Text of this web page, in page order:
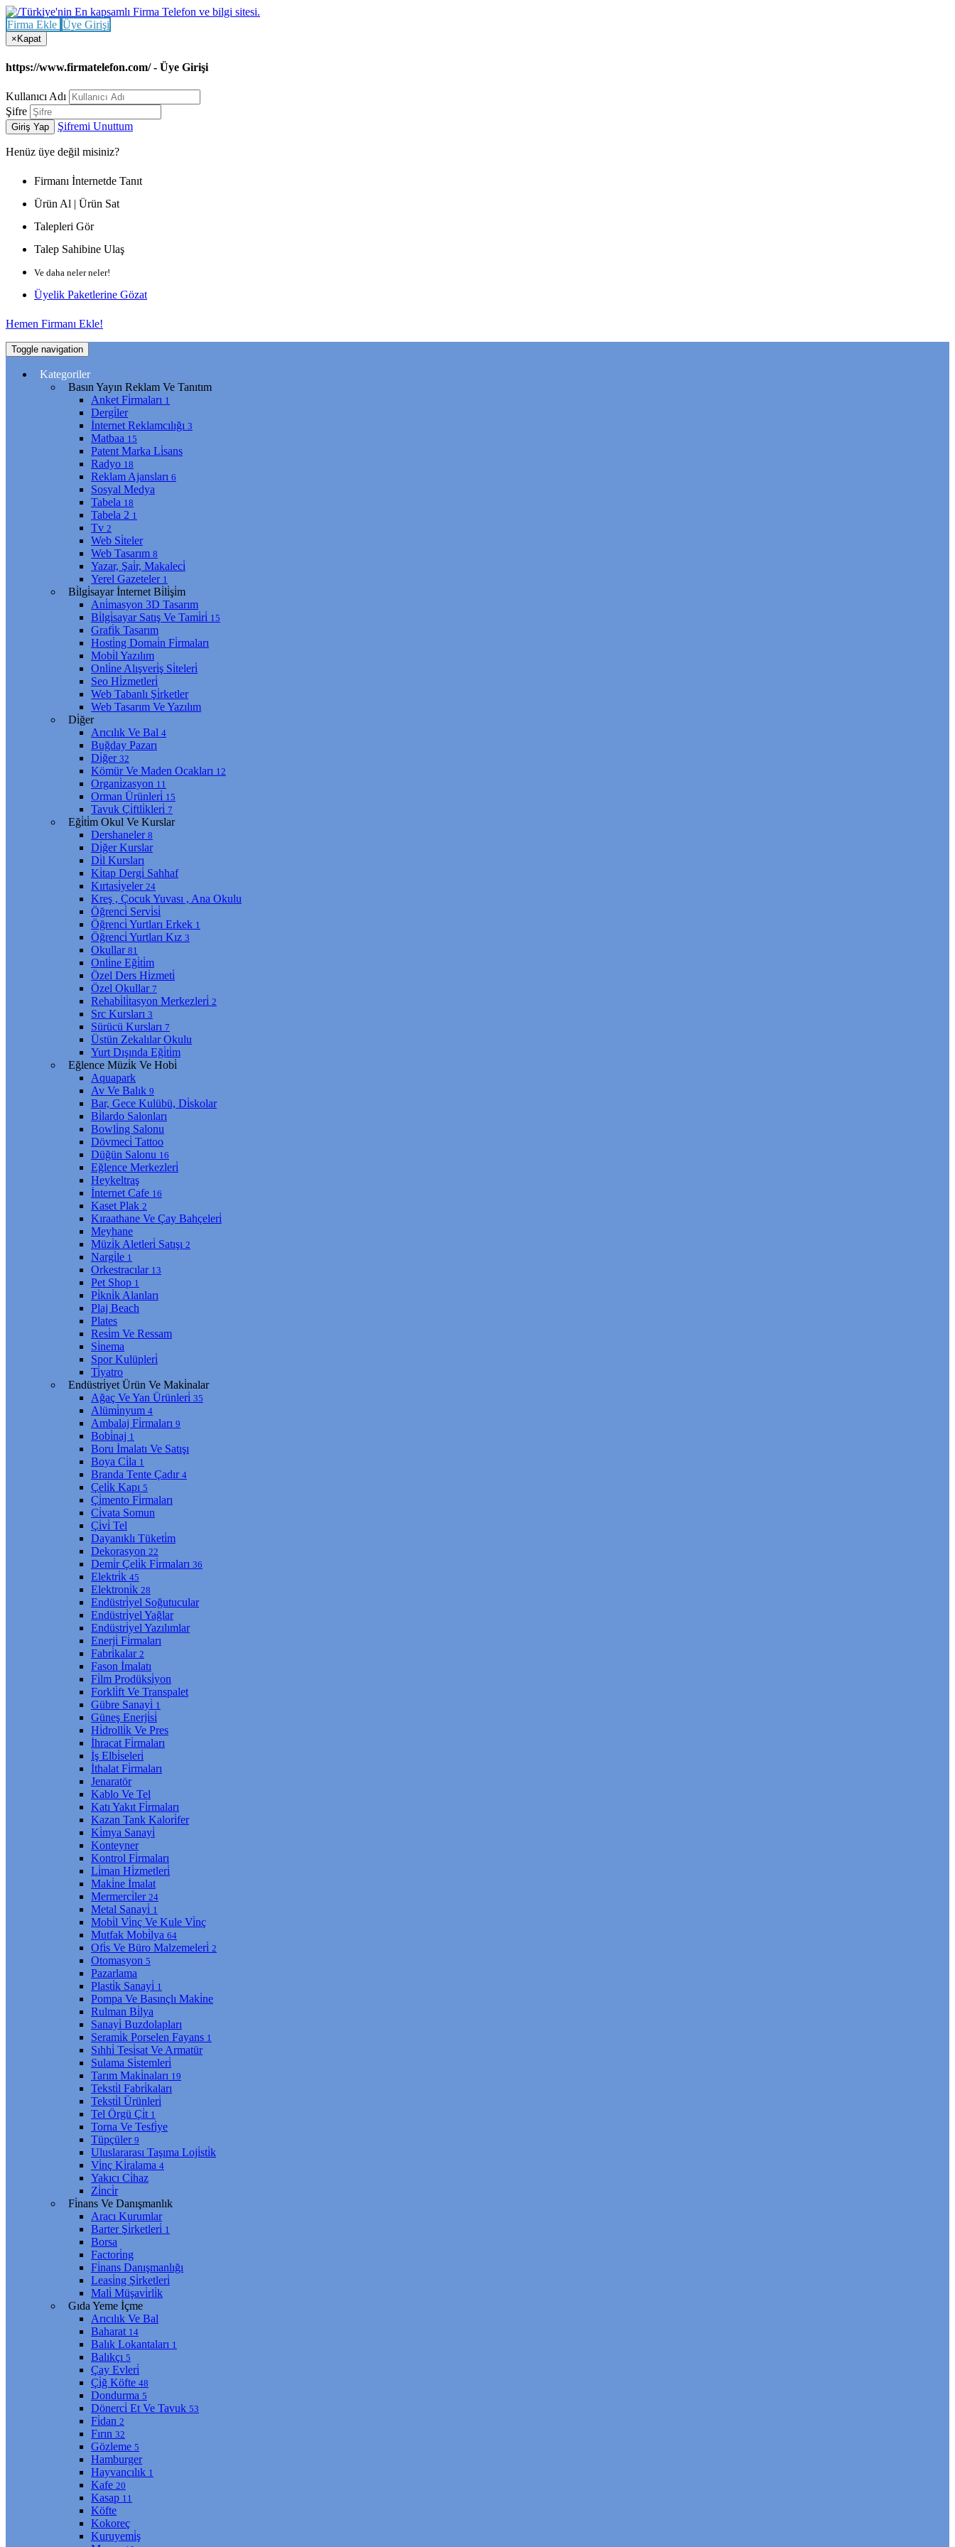
Firma Ekle Üye Girişi
× Kapat
https://www.firmatelefon.com/ - Üye Girişi
Kullanıcı Adı
Şifre
Giriş Yap Şifremi Unuttum
Henüz üye değil misiniz?
Firmanı İnternetde Tanıt
Ürün Al | Ürün Sat
Talepleri Gör
Talep Sahibine Ulaş
Ve daha neler neler!
Üyelik Paketlerine Gözat
Hemen Firmanı Ekle!
Toggle navigation
Kategoriler
Basın Yayın Reklam Ve Tanıtım
Anket Fi̇rmaları 1
Dergi̇ler
İnternet Reklamcılığı 3
Matbaa 15
Patent Marka Li̇sans
Radyo 18
Reklam Ajansları 6
Sosyal Medya
Tabela 18
Tabela 2 1
Tv 2
Web Si̇teler
Web Tasarım 8
Yazar, Şai̇r, Makaleci̇
Yerel Gazeteler 1
Bi̇lgi̇sayar İnternet Bi̇li̇şi̇m
Ani̇masyon 3D Tasarım
Bi̇lgi̇sayar Satış Ve Tami̇ri̇ 15
Grafi̇k Tasarım
Hosti̇ng Domai̇n Fi̇rmaları
Mobi̇l Yazılım
Onli̇ne Alışveri̇ş Si̇teleri̇
Seo Hi̇zmetleri̇
Web Tabanlı Şi̇rketler
Web Tasarım Ve Yazılım
Di̇ğer
Arıcılık Ve Bal 4
Buğday Pazarı
Di̇ğer 32
Kömür Ve Maden Ocakları 12
Organi̇zasyon 11
Orman Ürünleri̇ 15
Tavuk Çi̇ftli̇kleri̇ 7
Eği̇ti̇m Okul Ve Kurslar
Dershaneler 8
Di̇ğer Kurslar
Di̇l Kursları
Ki̇tap Dergi̇ Sahhaf
Kırtasi̇yeler 24
Kreş , Çocuk Yuvası , Ana Okulu
Öğrenci̇ Servi̇si̇
Öğrenci̇ Yurtları Erkek 1
Öğrenci̇ Yurtları Kız 3
Okullar 81
Onli̇ne Eği̇ti̇m
Özel Ders Hi̇zmeti̇
Özel Okullar 7
Rehabi̇li̇tasyon Merkezleri̇ 2
Src Kursları 3
Sürücü Kursları 7
Üstün Zekalılar Okulu
Yurt Dışında Eği̇ti̇m
Eğlence Müzi̇k Ve Hobi̇
Aquapark
Av Ve Balık 9
Bar, Gece Kulübü, Di̇skolar
Bi̇lardo Salonları
Bowli̇ng Salonu
Dövmeci̇ Tattoo
Düğün Salonu 16
Eğlence Merkezleri̇
Heykeltraş
İnternet Cafe 16
Kaset Plak 2
Kıraathane Ve Çay Bahçeleri̇
Meyhane
Müzi̇k Aletleri̇ Satışı 2
Nargi̇le 1
Orkestracılar 13
Pet Shop 1
Pi̇kni̇k Alanları
Plaj Beach
Plates
Resi̇m Ve Ressam
Si̇nema
Spor Kulüpleri̇
Ti̇yatro
Endüstri̇yet Ürün Ve Maki̇nalar
Ağaç Ve Yan Ürünleri̇ 35
Alümi̇nyum 4
Ambalaj Fi̇rmaları 9
Bobi̇naj 1
Boru İmalatı Ve Satışı
Boya Ci̇la 1
Branda Tente Çadır 4
Çeli̇k Kapı 5
Çi̇mento Fi̇rmaları
Ci̇vata Somun
Çi̇vi̇ Tel
Dayanıklı Tüketi̇m
Dekorasyon 22
Demi̇r Çeli̇k Fi̇rmaları 36
Elektri̇k 45
Elektroni̇k 28
Endüstri̇yel Soğutucular
Endüstri̇yel Yağlar
Endüstri̇yel Yazılımlar
Enerji̇ Fi̇rmaları
Fabri̇kalar 2
Fason İmalatı
Fi̇lm Prodüksi̇yon
Forkli̇ft Ve Transpalet
Gübre Sanayi̇ 1
Güneş Enerji̇si̇
Hi̇drolli̇k Ve Pres
İhracat Fi̇rmaları
İş Elbi̇seleri̇
İthalat Fi̇rmaları
Jenaratör
Kablo Ve Tel
Katı Yakıt Fi̇rmaları
Kazan Tank Kalori̇fer
Ki̇mya Sanayi̇
Konteyner
Kontrol Fi̇rmaları
Li̇man Hi̇zmetleri̇
Maki̇ne İmalat
Mermerci̇ler 24
Metal Sanayi̇ 1
Mobi̇l Vi̇nç Ve Kule Vi̇nç
Mutfak Mobi̇lya 64
Ofi̇s Ve Büro Malzemeleri̇ 2
Otomasyon 5
Pazarlama
Plasti̇k Sanayi̇ 1
Pompa Ve Basınçlı Maki̇ne
Rulman Bi̇lya
Sanayi̇ Buzdolapları
Serami̇k Porselen Fayans 1
Sıhhi̇ Tesi̇sat Ve Armatür
Sulama Si̇stemleri̇
Tarım Maki̇naları 19
Teksti̇l Fabri̇kaları
Teksti̇l Ürünleri̇
Tel Örgü Çi̇t 1
Torna Ve Tesfi̇ye
Tüpçüler 9
Uluslararası Taşıma Loji̇sti̇k
Vi̇nç Ki̇ralama 4
Yakıcı Ci̇haz
Zi̇nci̇r
Fi̇nans Ve Danışmanlık
Aracı Kurumlar
Barter Şi̇rketleri̇ 1
Borsa
Factori̇ng
Fi̇nans Danışmanlığı
Leasi̇ng Şi̇rketleri̇
Mali̇ Müşavi̇rli̇k
Gıda Yeme İçme
Arıcılık Ve Bal
Baharat 14
Balık Lokantaları 1
Balıkçı 5
Çay Evleri̇
Çi̇ğ Köfte 48
Dondurma 5
Dönerci̇ Et Ve Tavuk 53
Fi̇dan 2
Fırın 32
Gözleme 5
Hamburger
Hayvancılık 1
Kafe 20
Kasap 11
Köfte
Kokoreç
Kuruyemi̇ş